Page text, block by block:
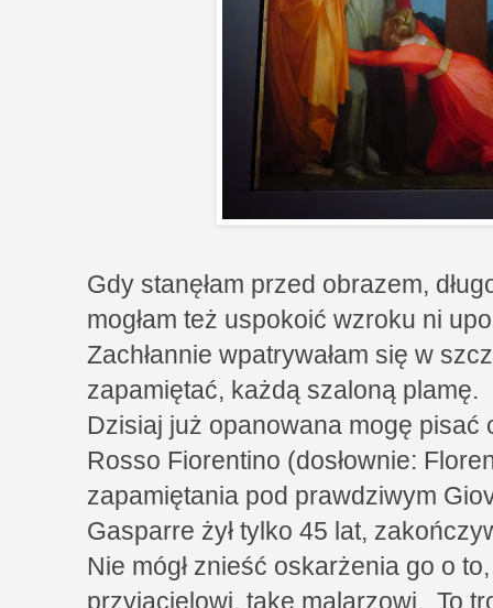
Gdy stanęłam przed obrazem,
mogłam też uspokoić wzroku ni
Zachłannie wpatrywałam się w
zapamiętać, każdą szaloną plamę.
Dzisiaj już opanowana mogę
Rosso Fiorentino (dosłownie:
zapamiętania pod prawdziwym
Gasparre żył tylko 45 lat,
Nie mógł znieść oskarżenia go o
przyjacielowi, take malarzowi. To